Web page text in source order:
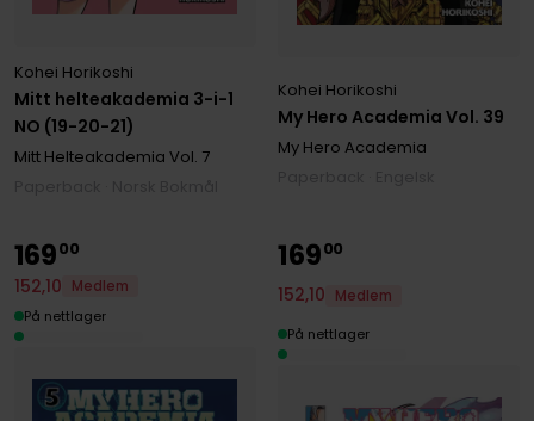
Mitt helteakademia 3-i-1
NO (19-20-21)
Kohei Horikoshi
Mitt Helteakademia Vol. 7
My Hero Academia Vol. 39
Kohei Horikoshi
My Hero Academia
16900
152,10
Medlem
På nettlager
16900
152,10
Medlem
På nettlager